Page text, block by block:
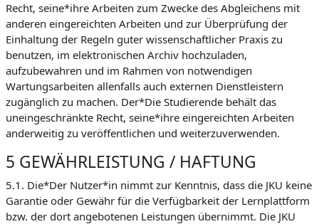
Recht, seine*ihre Arbeiten zum Zwecke des Abgleichens mit
anderen eingereichten Arbeiten und zur Überprüfung der
Einhaltung der Regeln guter wissenschaftlicher Praxis zu
benutzen, im elektronischen Archiv hochzuladen,
aufzubewahren und im Rahmen von notwendigen
Wartungsarbeiten allenfalls auch externen Dienstleistern
zugänglich zu machen. Der*Die Studierende behält das
uneingeschränkte Recht, seine*ihre eingereichten Arbeiten
anderweitig zu veröffentlichen und weiterzuverwenden.
5 GEWÄHRLEISTUNG / HAFTUNG
5.1. Die*Der Nutzer*in nimmt zur Kenntnis, dass die JKU keine
Garantie oder Gewähr für die Verfügbarkeit der Lernplattform
bzw. der dort angebotenen Leistungen übernimmt. Die JKU